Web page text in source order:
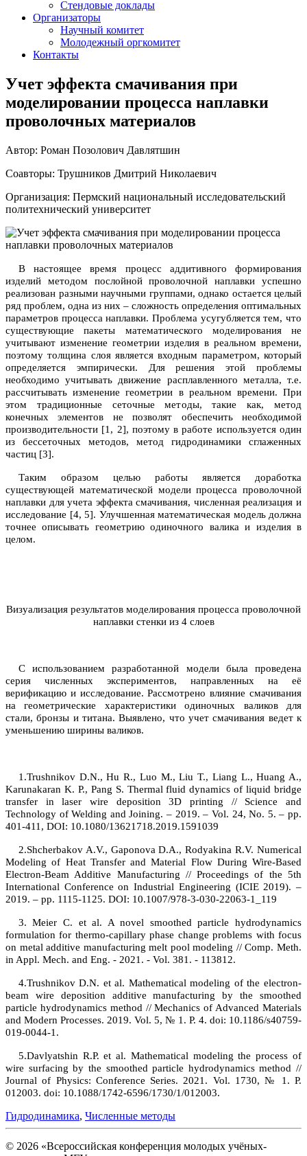
Стендовые доклады
Организаторы
Научный комитет
Молодежный оргкомитет
Контакты
Учет эффекта смачивания при
моделировании процесса наплавки
проволочных материалов
Автор: Роман Позолович Давлятшин
Соавторы: Трушников Дмитрий Николаевич
Организация: Пермский национальный исследовательский
политехнический университет
В настоящее время процесс аддитивного формирования
изделий методом послойной проволочной наплавки успешно
реализован разными научными группами, однако остается целый
ряд проблем, одна из них – сложность определения оптимальных
параметров процесса наплавки. Проблема усугубляется тем, что
существующие пакеты математического моделирования не
учитывают изменение геометрии изделия в реальном времени,
поэтому толщина слоя является входным параметром, который
определяется эмпирически. Для решения этой проблемы
необходимо учитывать движение расплавленного металла, т.е.
рассчитывать изменение геометрии в реальном времени. При
этом традиционные сеточные методы, такие как, метод
конечных элементов не позволят обеспечить необходимой
производительности [1, 2], поэтому в работе используется один
из бессеточных методов, метод гидродинамики сглаженных
частиц [3].
Таким образом целью работы является доработка
существующей математической модели процесса проволочной
наплавки для учета эффекта смачивания, численная реализация и
исследование [4, 5]. Улучшенная математическая модель должна
точнее описывать геометрию одиночного валика и изделия в
целом.
Визуализация результатов моделирования процесса проволочной
наплавки стенки из 4 слоев
С использованием разработанной модели была проведена
серия численных экспериментов, направленных на её
верификацию и исследование. Рассмотрено влияние смачивания
на геометрические характеристики одиночных валиков для
стали, бронзы и титана. Выявлено, что учет смачивания ведет к
уменьшению ширины валиков.
1.Trushnikov D.N., Hu R., Luo M., Liu T., Liang L., Huang A.,
Karunakaran K. P., Pang S. Thermal fluid dynamics of liquid bridge
transfer in laser wire deposition 3D printing // Science and
Technology of Welding and Joining. – 2019. – Vol. 24, No. 5. – pp.
401-411, DOI: 10.1080/13621718.2019.1591039
2.Shcherbakov A.V., Gaponova D.A., Rodyakina R.V. Numerical
Modeling of Heat Transfer and Material Flow During Wire-Based
Electron-Beam Additive Manufacturing // Proceedings of the 5th
International Conference on Industrial Engineering (ICIE 2019). –
2019. – pp. 1115-1125. DOI: 10.1007/978-3-030-22063-1_119
3. Meier C. et al. A novel smoothed particle hydrodynamics
formulation for thermo-capillary phase change problems with focus
on metal additive manufacturing melt pool modeling // Comp. Meth.
in Appl. Mech. and Eng. - 2021. - Vol. 381. - 113812.
4.Trushnikov D.N. et al. Mathematical modeling of the electron-
beam wire deposition additive manufacturing by the smoothed
particle hydrodynamics method // Mechanics of Advanced Materials
and Modern Processes. 2019. Vol. 5, № 1. P. 4. doi: 10.1186/s40759-
019-0044-1.
5.Davlyatshin R.P. et al. Mathematical modeling the process of
wire surfacing by the smoothed particle hydrodynamics method //
Journal of Physics: Conference Series. 2021. Vol. 1730, № 1. P.
012003. doi: 10.1088/1742-6596/1730/1/012003.
Гидродинамика, Численные методы
© 2026 «Всероссийская конференция молодых учёных-